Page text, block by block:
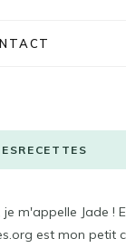
je m'appelle Jade !
est mon petit